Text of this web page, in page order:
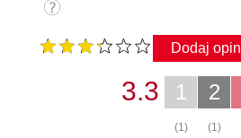
Dodaj
2
(1)
1
(1)
3.3